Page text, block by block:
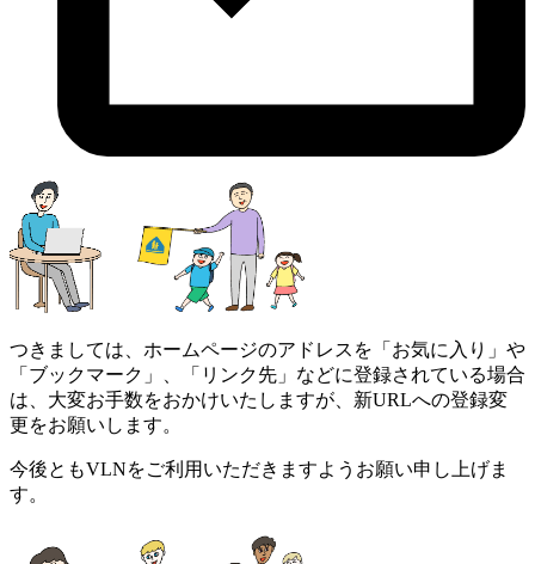
つきましては、ホームページのアドレスを「お気に入り」や
「ブックマーク」、「リンク先」などに登録されている場合
は、大変お手数をおかけいたしますが、新URLへの登録変
更をお願いします。
今後ともVLNをご利用いただきますようお願い申し上げま
す。